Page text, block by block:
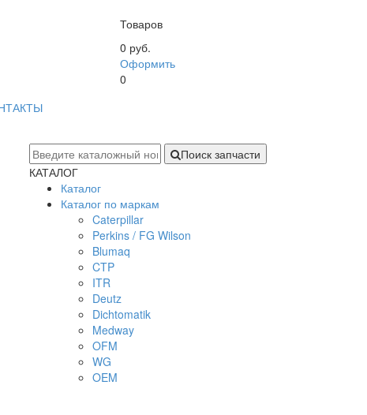
Товаров
0 руб.
Оформить
0
Поиск запчасти
КАТАЛОГ
Каталог
Каталог по маркам
Caterpillar
Perkins / FG Wilson
Blumaq
CTP
ITR
Deutz
Dichtomatik
Medway
OFM
WG
OEM